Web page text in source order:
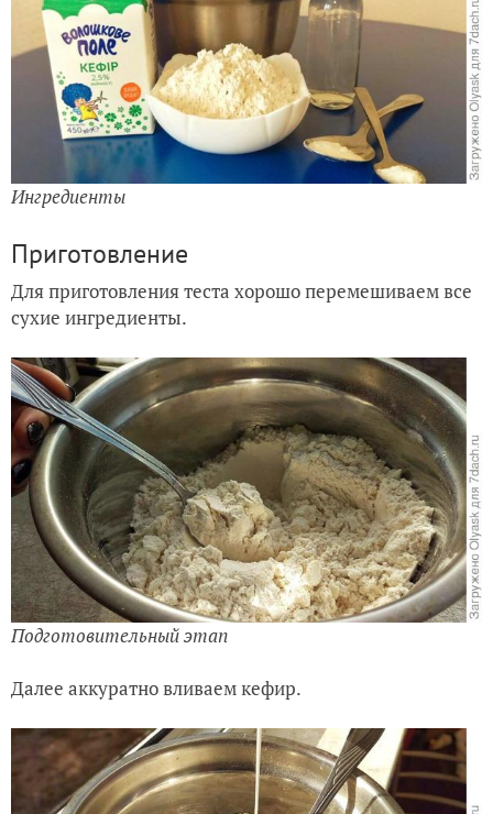
Ингредиенты
Приготовление
Для приготовления теста хорошо перемешиваем все
сухие ингредиенты.
Подготовительный этап
Далее аккуратно вливаем кефир.